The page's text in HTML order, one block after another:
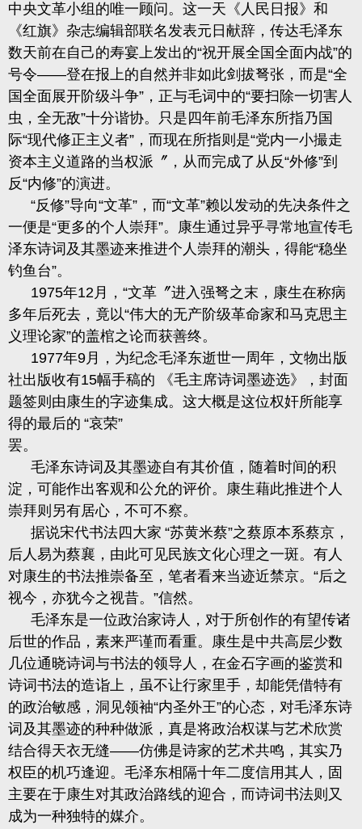
中央文革小组的唯一顾问。这一天《人民日报》和
《红旗》杂志编辑部联名发表元日献辞，传达毛泽东
数天前在自己的寿宴上发出的“祝开展全国全面内战”的
号令——登在报上的自然并非如此剑拔弩张，而是“全
国全面展开阶级斗争”，正与毛词中的“要扫除一切害人
虫，全无敌”十分谐协。 只是四年前毛泽东所指乃国
际“现代修正主义者”，而现在所指则是“党内一小撮走
资本主义道路的当权派〞，从而完成了从反“外修”到
反“内修”的演进。
“反修”导向“文革”， 而“文革”赖以发动的先决条件之
一便是“更多的个人崇拜”。康生通过异乎寻常地宣传毛
泽东诗词及其墨迹来推进个人崇拜的潮头，得能“稳坐
钓鱼台”。
1975年12月，“文革〞进入强弩之末，康生在称病
多年后死去，竟以“伟大的无产阶级革命家和马克思主
义理论家”的盖棺之论而获善终。
1977年9月，为纪念毛泽东逝世一周年，文物出版
社出版收有15幅手稿的 《毛主席诗词墨迹选》，封面
题签则由康生的字迹集成。这大概是这位权奸所能享
得的最后的 “哀荣”
罢。
毛泽东诗词及其墨迹自有其价值，随着时间的积
淀，可能作出客观和公允的评价。康生藉此推进个人
崇拜则另有居心，不可不察。
据说宋代书法四大家 “苏黄米蔡”之蔡原本系蔡京，
后人易为蔡襄，由此可见民族文化心理之一斑。有人
对康生的书法推崇备至，笔者看来当迹近禁京。 “后之
视今，亦犹今之视昔。 ”信然。
毛泽东是一位政治家诗人，对于所创作的有望传诸
后世的作品，素来严谨而看重。康生是中共高层少数
几位通晓诗词与书法的领导人，在金石字画的鉴赏和
诗词书法的造诣上，虽不让行家里手，却能凭借特有
的政治敏感，洞见领袖“内圣外王”的心态，对毛泽东诗
词及其墨迹的种种做派，真是将政治权谋与艺术欣赏
结合得天衣无缝——仿佛是诗家的艺术共鸣，其实乃
权臣的机巧逢迎。毛泽东相隔十年二度信用其人，固
主要在于康生对其政治路线的迎合，而诗词书法则又
成为一种独特的媒介。